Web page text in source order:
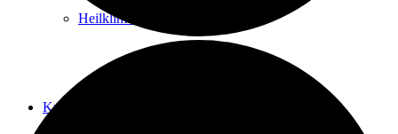
Heilklimaten
Kur & Tourismus